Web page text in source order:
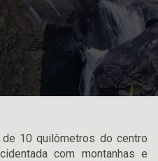
10 quilômetros do centro
com montanhas e